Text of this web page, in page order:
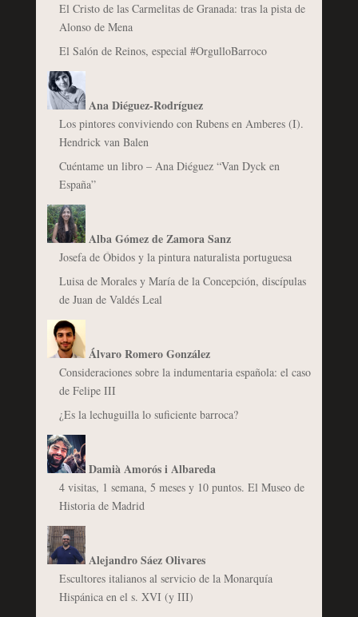
El Cristo de las Carmelitas de Granada: tras la pista de
Alonso de Mena
El Salón de Reinos, especial #OrgulloBarroco
Ana Diéguez-Rodríguez
Los pintores conviviendo con Rubens en Amberes (I).
Hendrick van Balen
Cuéntame un libro – Ana Diéguez “Van Dyck en
España”
Alba Gómez de Zamora Sanz
Josefa de Óbidos y la pintura naturalista portuguesa
Luisa de Morales y María de la Concepción, discípulas
de Juan de Valdés Leal
Álvaro Romero González
Consideraciones sobre la indumentaria española: el caso
de Felipe III
¿Es la lechuguilla lo suficiente barroca?
Damià Amorós i Albareda
4 visitas, 1 semana, 5 meses y 10 puntos. El Museo de
Historia de Madrid
Alejandro Sáez Olivares
Escultores italianos al servicio de la Monarquía
Hispánica en el s. XVI (y III)